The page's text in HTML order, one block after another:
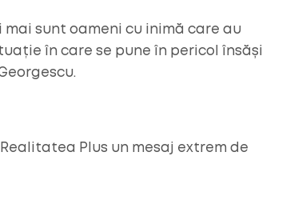
sunt oameni cu inimă care au
în care se pune în pericol însăși
Plus un mesaj extrem de